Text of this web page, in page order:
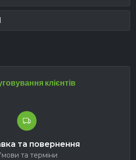
клієнтів
та повернення
та терміни